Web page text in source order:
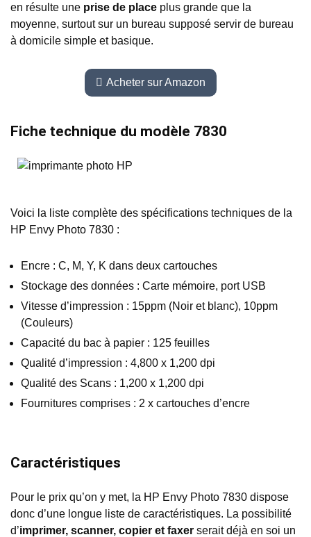
en résulte une prise de place plus grande que la
moyenne, surtout sur un bureau supposé servir de bureau
à domicile simple et basique.
Acheter sur Amazon
Fiche technique du modèle 7830
Voici la liste complète des spécifications techniques de la
HP Envy Photo 7830 :
Encre : C, M, Y, K dans deux cartouches
Stockage des données : Carte mémoire, port USB
Vitesse d’impression : 15ppm (Noir et blanc), 10ppm
(Couleurs)
Capacité du bac à papier : 125 feuilles
Qualité d’impression : 4,800 x 1,200 dpi
Qualité des Scans : 1,200 x 1,200 dpi
Fournitures comprises : 2 x cartouches d’encre
Caractéristiques
Pour le prix qu’on y met, la HP Envy Photo 7830 dispose
donc d’une longue liste de caractéristiques. La possibilité
d’imprimer, scanner, copier et faxer serait déjà en soi un